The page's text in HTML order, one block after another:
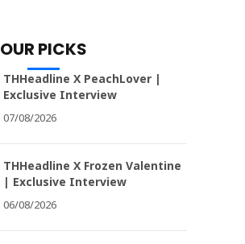
OUR PICKS
THHeadline X PeachLover |
Exclusive Interview
07/08/2026
THHeadline X Frozen Valentine
| Exclusive Interview
06/08/2026